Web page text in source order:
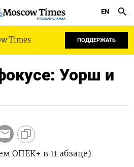
РУССКАЯ СЛУЖБА
EN
Times ПОДДЕРЖАТЬ
Уорш и
ОПЕК+ в 11 абзаце)